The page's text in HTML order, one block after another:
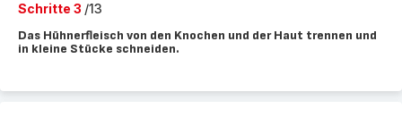
Schritte 3 /13
Das Hühnerfleisch von den Knochen und der Haut trennen und
in kleine Stücke schneiden.